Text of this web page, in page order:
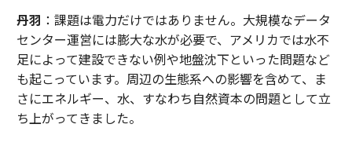
丹羽 ：課題は電力だけではありません。大規模なデータ
センター運営には膨大な水が必要で、アメリカでは水不
足によって建設できない例や地盤沈下といった問題など
も起こっています。周辺の生態系への影響を含めて、ま
さにエネルギー、水、すなわち自然資本の問題として立
ち上がってきました。